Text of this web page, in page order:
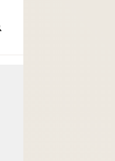
Procurar por